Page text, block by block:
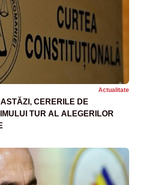
Actualitate
CERERILE DE
TUR AL ALEGERILOR